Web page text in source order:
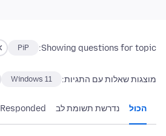
Showing questions for topic:
PiP
מוצגות שאלות עם התגיות: Windows 11
הכול נדרשת תשומת לב Responded